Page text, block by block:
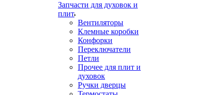
Запчасти для духовок и
плит
Вентиляторы
Клемные коробки
Конфорки
Переключатели
Петли
Прочее для плит и
духовок
Ручки дверцы